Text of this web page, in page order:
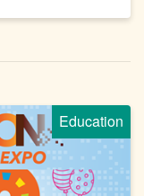
Education